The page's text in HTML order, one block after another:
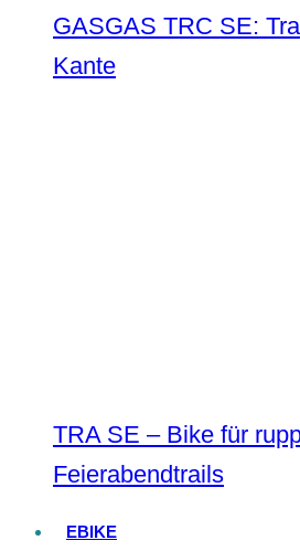
GASGAS TRC SE:
Kante
TRA SE – Bike für
Feierabendtrails
EBIKE